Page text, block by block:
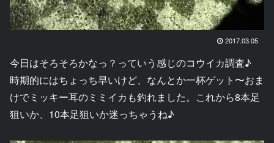
2017.03.05
今日はそろそろかなっ？っていう感じのコウイカ調査♪
時期的にはちょっち早いけど、なんとか一杯ゲット〜おま
けでミッキー耳のミミイカも釣れました。これから8本足
狙いか、10本足狙いか迷っちゃうね♪